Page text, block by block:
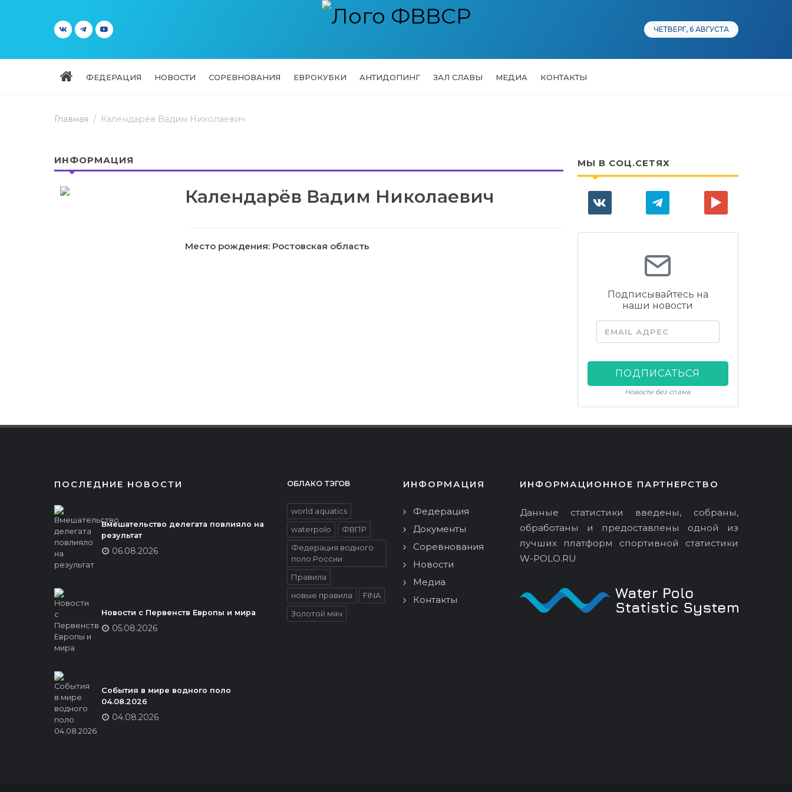
ЧЕТВЕРГ, 6 АВГУСТА
ФЕДЕРАЦИЯ НОВОСТИ СОРЕВНОВАНИЯ ЕВРОКУБКИ АНТИДОПИНГ ЗАЛ СЛАВЫ МЕДИА КОНТАКТЫ
Главная Календарёв Вадим Николаевич
ИНФОРМАЦИЯ
Календарёв Вадим Николаевич
Место рождения: Ростовская область
МЫ В СОЦ.СЕТЯХ
Подписывайтесь на
наши новости
EMAIL АДРЕС
ПОДПИСАТЬСЯ
Новости без спама
ПОСЛЕДНИЕ НОВОСТИ
Вмешательство делегата повлияло на
результат
06.08.2026
Новости с Первенств Европы и мира
05.08.2026
События в мире водного поло
04.08.2026
04.08.2026
ОБЛАКО ТЭГОВ
world aquatics
waterpolo
ФВПР
Федерация водного
поло России
Правила
новые правила
FINA
Золотой мяч
ИНФОРМАЦИЯ
Федерация
Документы
Соревнования
Новости
Медиа
Контакты
ИНФОРМАЦИОННОЕ ПАРТНЕРСТВО
Данные статистики введены, собраны,
обработаны и предоставлены одной из
лучших платформ спортивной статистики
W-POLO.RU